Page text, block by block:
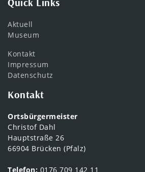
Aktuell
Museum
Kontakt
Impressum
Datenschutz
Kontakt
Ortsbürgermeister
Christof Dahl
Hauptstraße 26
66904 Brücken (Pfalz)
Telefon: 0176 709 142 11